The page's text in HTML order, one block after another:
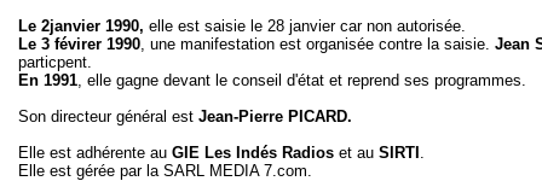
Le 2janvier 1990, elle est saisie le 28 janvier car non autorisée.
Le 3 févirer 1990, une manifestation est organisée contre la saisie. Jean
particpent.
En 1991, elle gagne devant le conseil d'état et reprend ses programmes.
Son directeur général est Jean-Pierre PICARD.
Elle est adhérente au GIE Les Indés Radios et au SIRTI .
Elle est gérée par la SARL MEDIA 7.com.